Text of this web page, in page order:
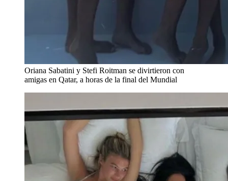
Oriana Sabatini y Stefi Roitman se divirtieron con
amigas en Qatar, a horas de la final del Mundial